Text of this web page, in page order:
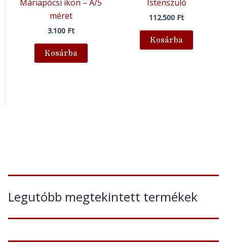
Legutóbb megtekintett termékek
Máriapócsi ikon – A/5
méret
3.100 Ft
Kosárba
Istenszülő
112.500 Ft
Kosárba